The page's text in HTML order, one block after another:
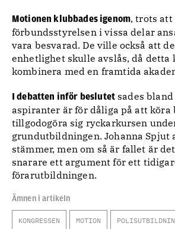
Motionen klubbades igenom, trots att
förbundsstyrelsen i vissa delar
vara besvarad. De ville också att
enhetlighet skulle avslås, då detta
kombinera med en framtida
I debatten inför beslutet sades
aspiranter är för dåliga på att köra
tillgodogöra sig ryckarkursen
grundutbildningen. Johanna Spjut
stämmer, men om så är fallet är
snarare ett argument för ett
förarutbildningen.
Ämnen i artikeln
KONGRESSEN MOTION